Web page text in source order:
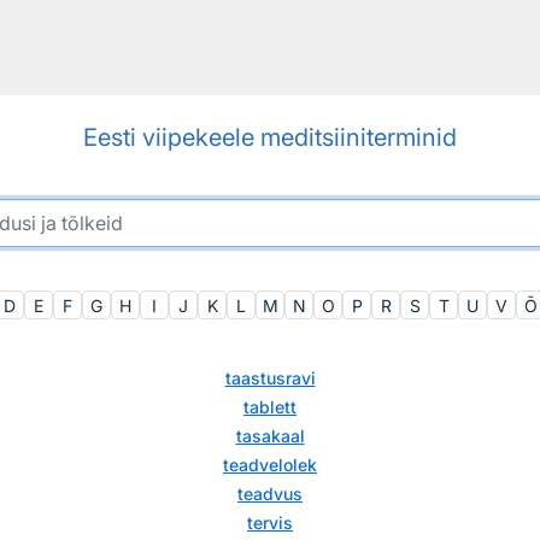
Eesti viipekeele meditsiiniterminid
D E F G H I J K L M N O P R S T U V Õ
taastusravi
tablett
tasakaal
teadvelolek
teadvus
tervis